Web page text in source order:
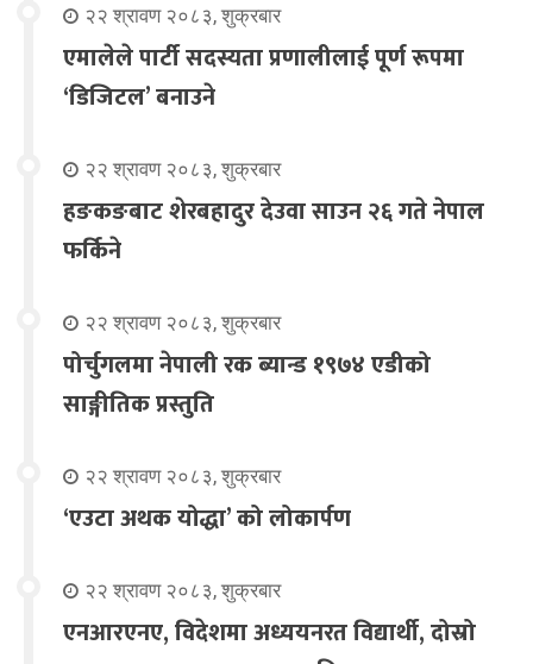
२२ श्रावण २०८३, शुक्रबार
एमालेले पार्टी सदस्यता प्रणालीलाई पूर्ण रूपमा
‘डिजिटल’ बनाउने
२२ श्रावण २०८३, शुक्रबार
हङकङबाट शेरबहादुर देउवा साउन २६ गते नेपाल
फर्किने
२२ श्रावण २०८३, शुक्रबार
पोर्चुगलमा नेपाली रक ब्यान्ड १९७४ एडीको
साङ्गीतिक प्रस्तुति
२२ श्रावण २०८३, शुक्रबार
‘एउटा अथक योद्धा’ को लोकार्पण
२२ श्रावण २०८३, शुक्रबार
एनआरएनए, विदेशमा अध्ययनरत विद्यार्थी, दोस्रो